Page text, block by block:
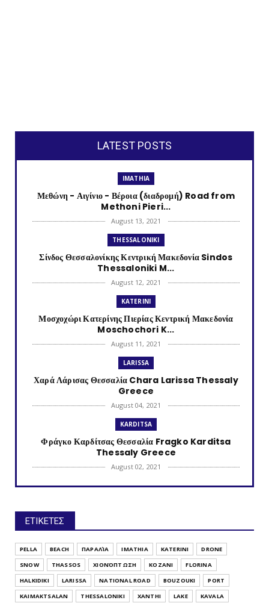
LATEST POSTS
IMATHIA
Μεθώνη - Αιγίνιο - Βέροια (διαδρομή) Road from
Methoni Pieri...
August 13, 2021
THESSALONIKI
Σίνδος Θεσσαλονίκης Κεντρική Μακεδονία Sindos
Thessaloniki M...
August 12, 2021
KATERINI
Μοσχοχώρι Κατερίνης Πιερίας Κεντρική Μακεδονία
Moschochori K...
August 11, 2021
LARISSA
Χαρά Λάρισας Θεσσαλία Chara Larissa Thessaly
Greece
August 04, 2021
KARDITSA
Φράγκο Καρδίτσας Θεσσαλία Fragko Karditsa
Thessaly Greece
August 02, 2021
KATERINI
July 30, 2021
TRIKALA
Λυγαριά Τρικάλων Θεσσαλία Lygaria (Ligaria)
Trikala Thessaly...
July 28, 2021
ΕΤΙΚΕΤΕΣ
PELLA BEACH ΠΑΡΑΛΊΑ IMATHIA KATERINI
DRONE
SNOW
THASSOS ΧΙΟΝΌΠΤΩΣΗ KOZANI
FLORINA
HALKIDIKI
LARISSA NATIONAL ROAD BOUZOUKI
PORT
KAIMAKTSALAN
THESSALONIKI XANTHI LAKE
KAVALA